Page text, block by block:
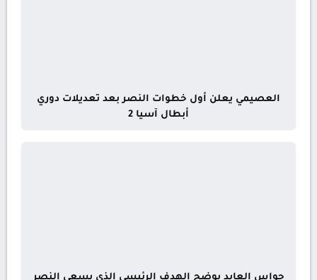
العصيمي يعلن أول خطوات النصر بعد تعديلات دوري
أبطال آسيا 2
حواس العايد يوضح الهدف الرئيسي الذي يسعى النصر